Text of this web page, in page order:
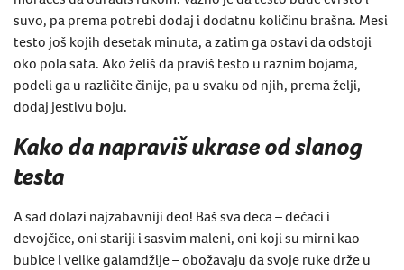
suvo, pa prema potrebi dodaj i dodatnu količinu brašna. Mesi
testo još kojih desetak minuta, a zatim ga ostavi da odstoji
oko pola sata. Ako želiš da praviš testo u raznim bojama,
podeli ga u različite činije, pa u svaku od njih, prema želji,
dodaj jestivu boju.
Kako da napraviš ukrase od slanog
testa
A sad dolazi najzabavniji deo! Baš sva deca – dečaci i
devojčice, oni stariji i sasvim maleni, oni koji su mirni kao
bubice i velike galamdžije – obožavaju da svoje ruke drže u